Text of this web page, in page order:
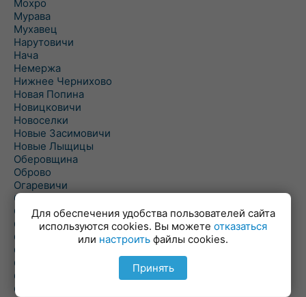
Мохро
Мурава
Мухавец
Нарутовичи
Нача
Немержа
Нижнее Чернихово
Новая Попина
Новицковичи
Новоселки
Новые Засимовичи
Новые Лыщицы
Оберовщина
Оброво
Огаревичи
Одрижин
Оздамичи
Озяты
Олтуш
Ольманы
Ольпень
Ольшаны
Омельная
Для обеспечения удобства пользователей сайта
используются cookies. Вы можете отказаться
или настроить файлы cookies.
Принять